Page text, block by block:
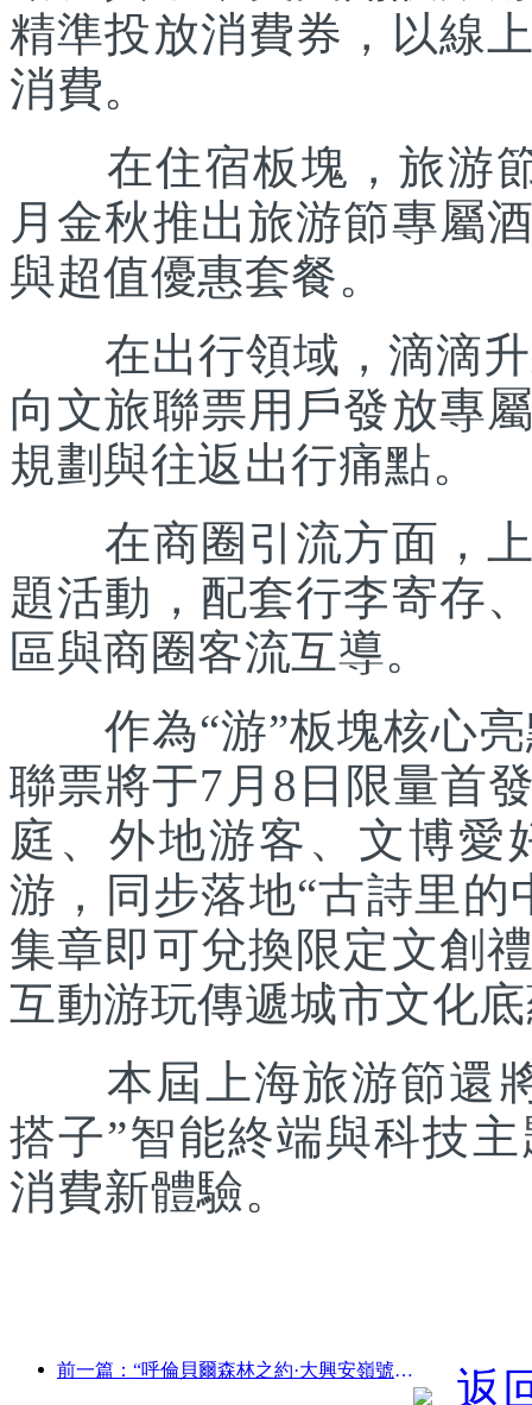
精準投放消費券，以線
消費。
在住宿板塊，旅游節
月金秋推出旅游節專屬
與超值優惠套餐。
在出行領域，滴滴升
向文旅聯票用戶發放專
規劃與往返出行痛點。
在商圈引流方面，上
題活動，配套行李寄存
區與商圈客流互導。
作為“游”板塊核心亮
聯票將于7月8日限量首
庭、外地游客、文博愛
游，同步落地“古詩里
集章即可兌換限定文創
互動游玩傳遞城市文化
本屆上海旅游節還將
搭子”智能終端與科技
消費新體驗。
前一篇：“呼倫貝爾森林之約·大興安嶺號--星光列車·天翼之旅”旅游專列首發
返